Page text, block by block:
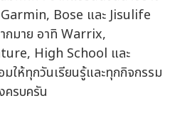
Bose และ Jisulife
กมาย อาทิ Warrix,
High School และ
ให้ทุกวันเรียนรู้และทุกกิจกรรม
ครบครัน